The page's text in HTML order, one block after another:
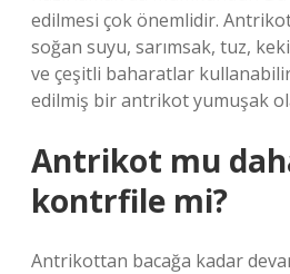
edilmesi çok önemlidir.
soğan suyu, sarımsak, tuz,
ve çeşitli baharatlar
edilmiş bir antrikot yumuşak
Antrikot mu
kontrfile mi?
Antrikottan bacağa kadar